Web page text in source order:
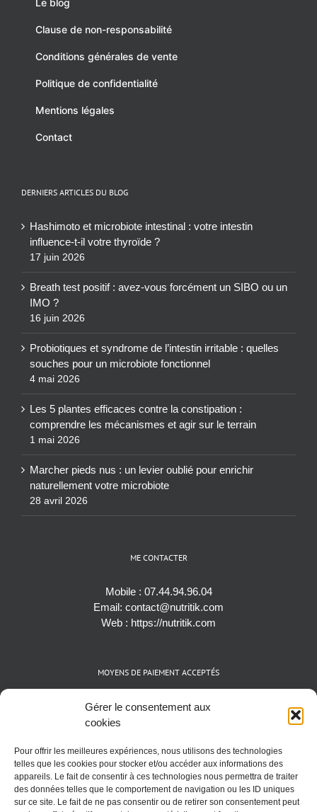
Gérer le consentement aux
cookies
Pour offrir les meilleures expériences, nous utilisons des technologies
telles que les cookies pour stocker et/ou accéder aux informations des
appareils. Le fait de consentir à ces technologies nous permettra de traiter
des données telles que le comportement de navigation ou les ID uniques
sur ce site. Le fait de ne pas consentir ou de retirer son consentement peut
Le blog
Clause de non-responsabilité
Conditions générales de vente
Politique de confidentialité
Mentions légales
Contact
DERNIERS ARTICLES DU BLOG
Hashimoto et microbiote intestinal : votre intestin
influence-t-il votre thyroïde ?
17 juin 2026
Breath test positif : avez-vous forcément un SIBO ou un
IMO ?
16 juin 2026
Probiotiques et syndrome de l’intestin irritable : quelles
souches pour un microbiote fonctionnel
4 mai 2026
Les 5 plantes efficaces contre la constipation :
comprendre les mécanismes et agir sur le terrain
1 mai 2026
Marcher pieds nus : un levier oublié pour enrichir
naturellement votre microbiote
28 avril 2026
ME CONTACTER
Mobile : 07.44.94.96.04
Email: contact@nutritik.com
Web : https://nutritik.com
MOYENS DE PAIEMENT ACCEPTÉS
Espèces (EUR)
Cartes bancaires (VISA, Mastercard et AMEX)
Cryptomonnaies (BTC)